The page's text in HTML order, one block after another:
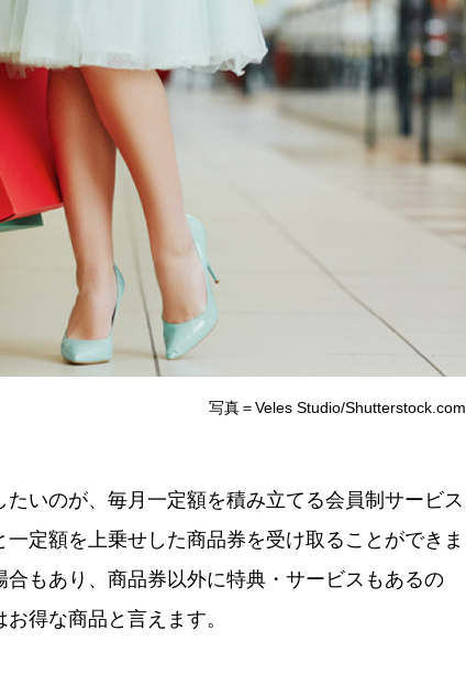
写真＝Veles Studio/Shutterstock.com
いのが、毎月一定額を積み立てる会員制サービス
一定額を上乗せした商品券を受け取ることができま
もあり、商品券以外に特典・サービスもあるの
得な商品と言えます。